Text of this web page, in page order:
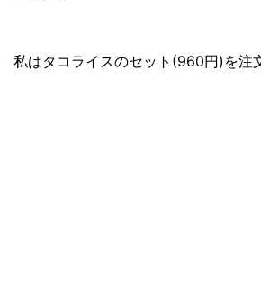
私はタコライスのセット(960円)を注